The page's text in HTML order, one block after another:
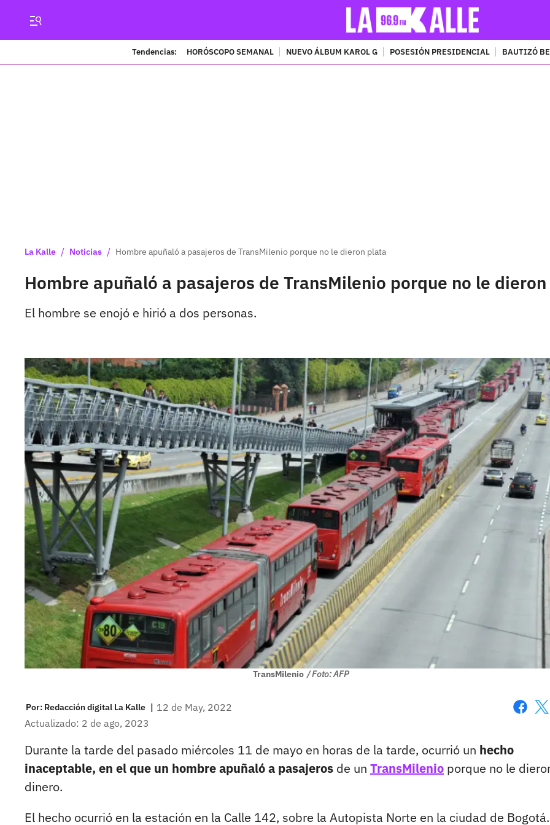
Tendencias: HORÓSCOPO SEMANAL NUEVO ÁLBUM KAROL G POSESIÓN PRESIDENCIAL BAUTIZÓ
La Kalle / Noticias / Hombre apuñaló a pasajeros de TransMilenio porque no le dieron plata
Hombre apuñaló a pasajeros de TransMilenio porque no le
El hombre se enojó e hirió a dos personas.
TransMilenio / Foto: AFP
Por: Redacción digital La Kalle | 12 de May, 2022
Actualizado: 2 de ago, 2023
Durante la tarde del pasado miércoles 11 de mayo en horas de la tarde, ocurrió un hecho
inaceptable, en el que un hombre apuñaló a pasajeros de un TransMilenio porque no le
dinero.
El hecho ocurrió en la estación en la Calle 142, sobre la Autopista Norte en la ciudad de Bogotá.